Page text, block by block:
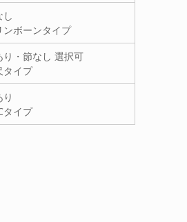
し
ンボーンタイプ
り・節なし 選択可
タイプ
タイプ